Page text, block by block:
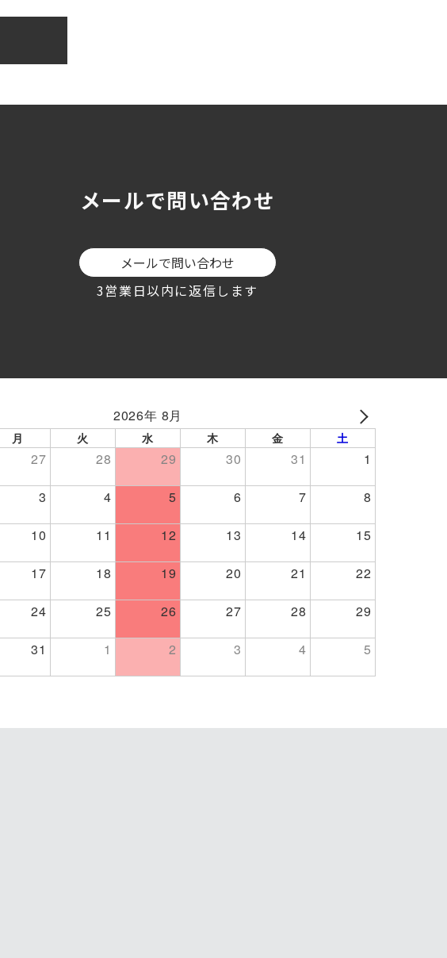
メールで問い合わせ
メールで問い合わせ
3営業日以内に返信します
2026年 8月
月 火 水 木 金 土
27 28 29 30 31 1
3 4 5 6 7 8
10 11 12 13 14 15
17 18 19 20 21 22
24 25 26 27 28 29
31 1 2 3 4 5